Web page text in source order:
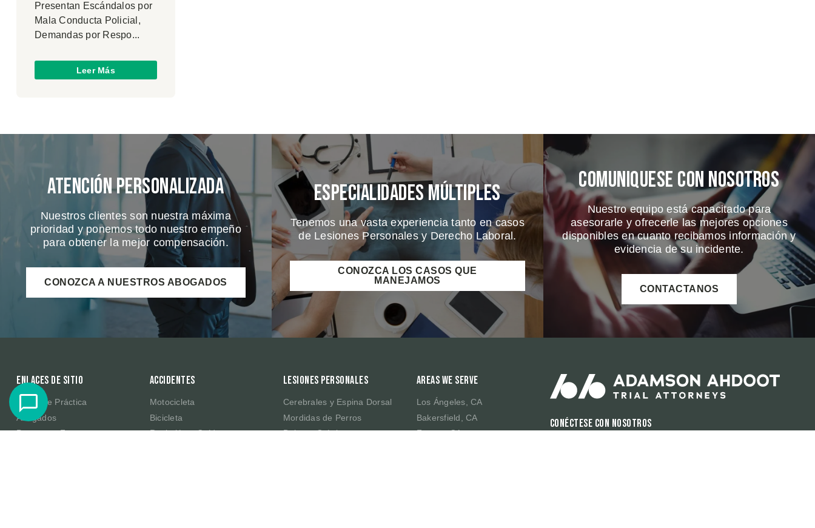
Presentan Escándalos por
Mala Conducta Policial,
Demandas por Respo...
Leer Más
Atención Personalizada
Nuestros clientes son nuestra máxima
prioridad y ponemos todo nuestro empeño
para obtener la mejor compensación.
CONOZCA A NUESTROS ABOGADOS
Especialidades Múltiples
Tenemos una vasta experiencia tanto en casos
de Lesiones Personales y Derecho Laboral.
CONOZCA LOS CASOS QUE
MANEJAMOS
Comuniquese Con Nosotros
Nuestro equipo está capacitado para
asesorarle y ofrecerle las mejores opciones
disponibles en cuanto recibamos información y
evidencia de su incidente.
CONTACTANOS
Enlaces de sitio
Áreas de Práctica
Abogados
Preguntas Frecuentes
Accidentes
Motocicleta
Bicicleta
Resbalón y Caída
Lesiones Personales
Cerebrales y Espina Dorsal
Mordidas de Perros
Dolores Crónicos
Areas We Serve
Los Ángeles, CA
Bakersfield, CA
Fresno, CA
Conéctese con nosotros